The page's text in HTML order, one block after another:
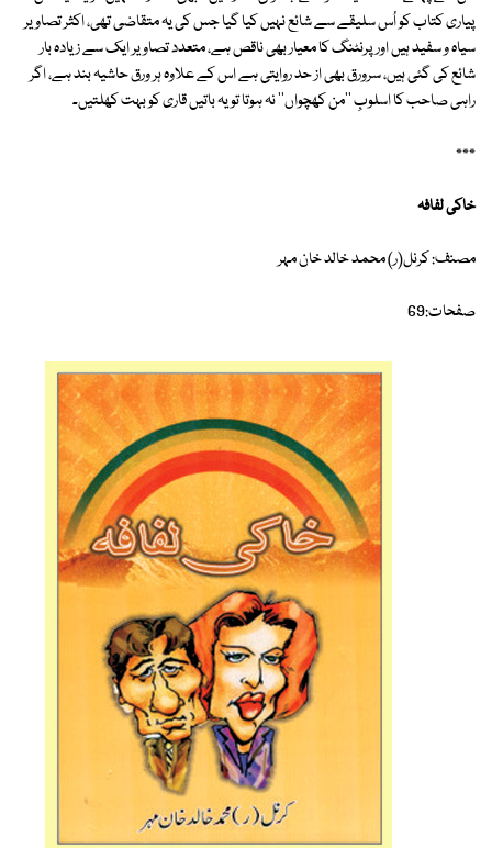
پیاری کتاب کو اُس سلیقے سے شائع نہیں کیا گیا جس کی یہ متقاضی تھی، اکثر تصاویر
سیاہ و سفید ہیں اور پرنٹنگ کا معیار بھی ناقص ہے، متعدد تصاویر ایک سے زیادہ بار
شائع کی گئی ہیں، سرورق بھی از حد روایتی ہے اس کے علاوہ ہر ورق حاشیہ بند ہے، اگر
راہی صاحب کا اسلوبِ ''من کھچواں'' نہ ہوتا تو یہ باتیں قاری کو بہت کھلتیں۔
٭٭٭
خاکی لفافہ
مصنف: کرنل(ر) محمد خالد خان مہر
صفحات:69